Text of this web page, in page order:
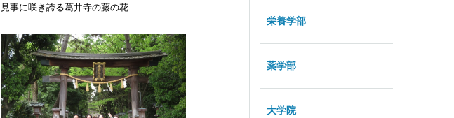
見事に咲き誇る葛井寺の藤の花
栄養学部
薬学部
大学院